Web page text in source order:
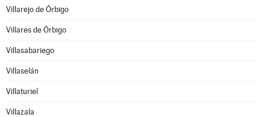
Villarejo de Órbigo
Villares de Órbigo
Villasabariego
Villaselán
Villaturiel
Villazala